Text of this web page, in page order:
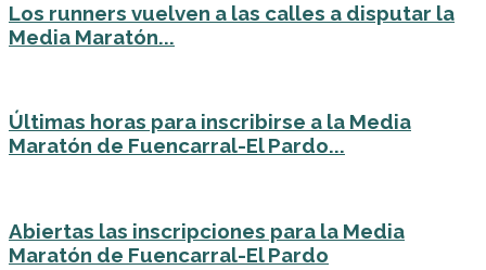
Los runners vuelven a las calles a disputar la
Media Maratón...
Últimas horas para inscribirse a la Media
Maratón de Fuencarral-El Pardo...
Abiertas las inscripciones para la Media
Maratón de Fuencarral-El Pardo